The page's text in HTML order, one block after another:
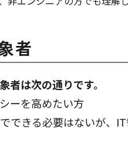
者
者は次の通りです。
ーを高めたい方
できる必要はないが、